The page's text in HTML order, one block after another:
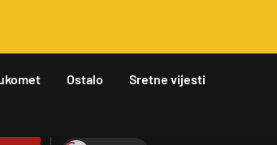
Ostalo Sretne vijesti